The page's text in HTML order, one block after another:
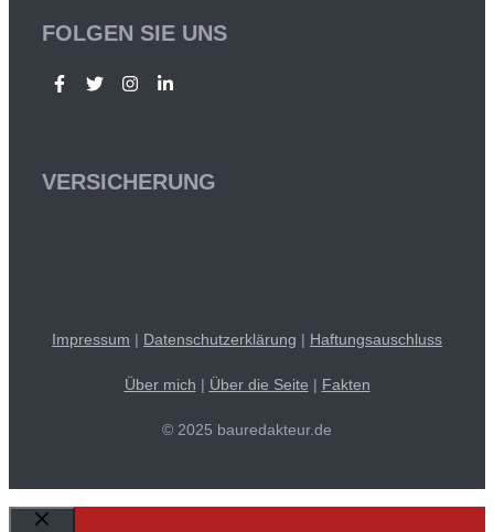
FOLGEN SIE UNS
VERSICHERUNG
Impressum | Datenschutzerklärung | Haftungsauschluss
Über mich | Über die Seite | Fakten
© 2025 bauredakteur.de